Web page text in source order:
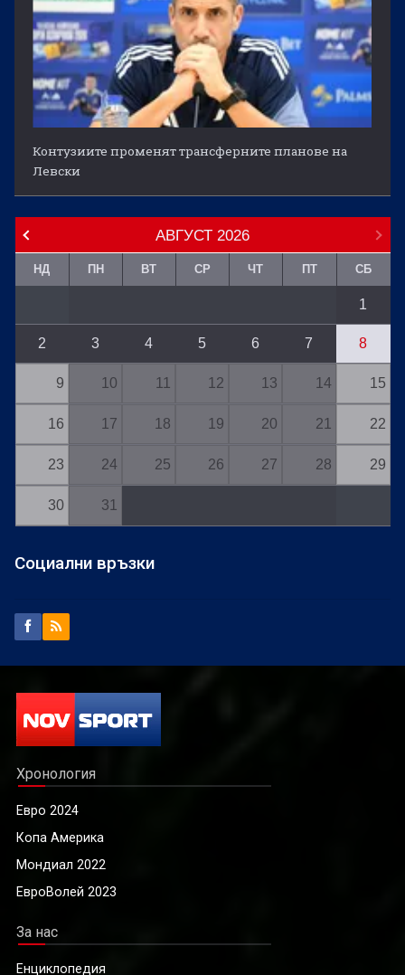
Контузиите променят трансферните планове на
Левски
АВГУСТ 2026
НД ПН ВТ СР ЧТ ПТ СБ
1
2 3 4 5 6 7 8
9 10 11 12 13 14 15
16 17 18 19 20 21 22
23 24 25 26 27 28 29
30 31
Социални връзки
Хронология
Евро 2024
Копа Америка
Мондиал 2022
ЕвроВолей 2023
За нас
Енциклопедия